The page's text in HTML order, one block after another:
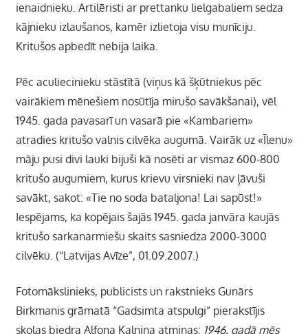
ienaidnieku. Artilēristi ar prettanku lielgabaliem sedza
kājnieku izlaušanos, kamēr izlietoja visu munīciju.
Kritušos apbedīt nebija laika.
Pēc aculiecinieku stāstītā (viņus kā šķūtniekus pēc
vairākiem mēnešiem nosūtīja mirušo savākšanai), vēl
1945. gada pavasarī un vasarā pie «Kambariem»
atradies kritušo valnis cilvēka augumā. Vairāk uz «Īlenu»
māju pusi divi lauki bijuši kā nosēti ar vismaz 600-800
kritušo augumiem, kurus krievu virsnieki nav ļāvuši
savākt, sakot: «Tie no soda bataljona! Lai sapūst!»
Iespējams, ka kopējais šajās 1945. gada janvāra kaujās
kritušo sarkanarmiešu skaits sasniedza 2000-3000
cilvēku. (“Latvijas Avīze”, 01.09.2007.)
Fotomākslinieks, publicists un rakstnieks Gunārs
Birkmanis grāmatā “Gadsimta atspulgi” pierakstījis
skolas biedra Alfona Kalniņa atmiņas: 1946. gadā mēs